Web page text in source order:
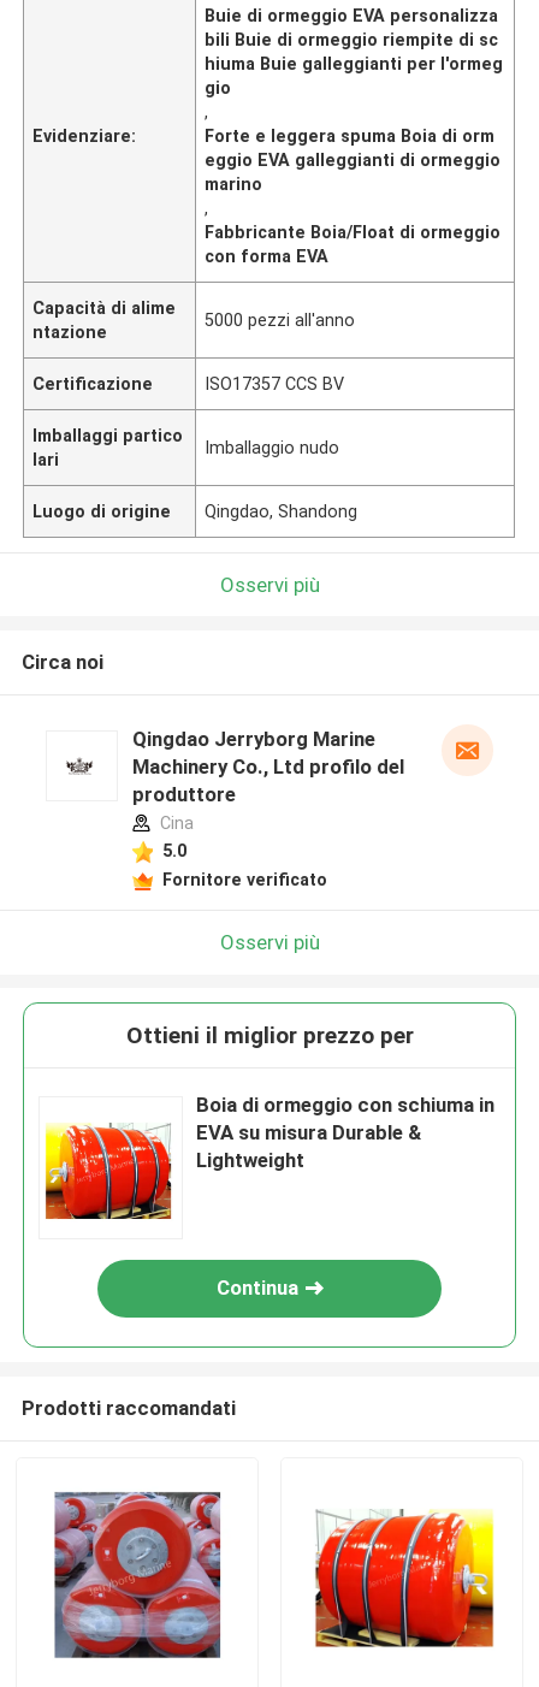
Evidenziare:
Buie di ormeggio EVA personalizza
bili Buie di ormeggio riempite di sc
hiuma Buie galleggianti per l'ormeg
gio
,
Forte e leggera spuma Boia di orm
eggio EVA galleggianti di ormeggio
marino
,
Fabbricante Boia/Float di ormeggio
con forma EVA
Capacità di alime
ntazione
5000 pezzi all'anno
Certificazione ISO17357 CCS BV
Imballaggi partico
lari
Imballaggio nudo
Luogo di origine Qingdao, Shandong
Osservi più
Circa noi
Qingdao Jerryborg Marine
Machinery Co., Ltd profilo del
produttore
Cina
5.0
Fornitore verificato
Osservi più
Ottieni il miglior prezzo per
Boia di ormeggio con schiuma in
EVA su misura Durable &
Lightweight
Continua
Prodotti raccomandati